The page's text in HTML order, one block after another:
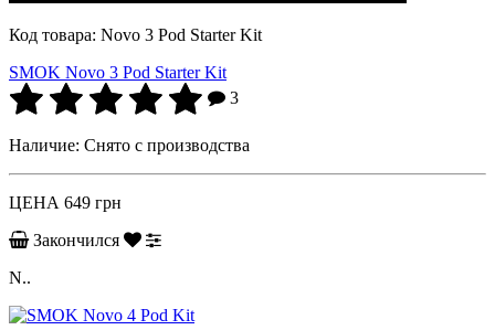
Код товара: Novo 3 Pod Starter Kit
SMOK Novo 3 Pod Starter Kit
3
Наличие: Снято с производства
ЦЕНА 649 грн
Закончился
N..